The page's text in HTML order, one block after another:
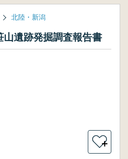
北陸・新潟
山遺跡発掘調査報告書
＋